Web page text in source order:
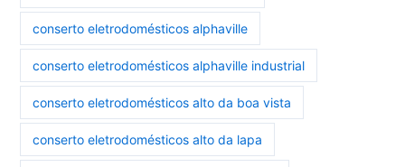
conserto eletrodomésticos alphaville
conserto eletrodomésticos alphaville industrial
conserto eletrodomésticos alto da boa vista
conserto eletrodomésticos alto da lapa